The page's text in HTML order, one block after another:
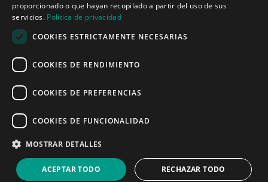
  
Estands de diseño
Servicios
Política de cookies
proporcionado o que hayan recopilado a partir del uso de sus
servicios. Política de privacidad
COOKIES ESTRICTAMENTE NECESARIAS
COOKIES DE RENDIMIENTO
COOKIES DE PREFERENCIAS
COOKIES DE FUNCIONALIDAD
MOSTRAR DETALLES
ACEPTAR TODO RECHAZAR TODO